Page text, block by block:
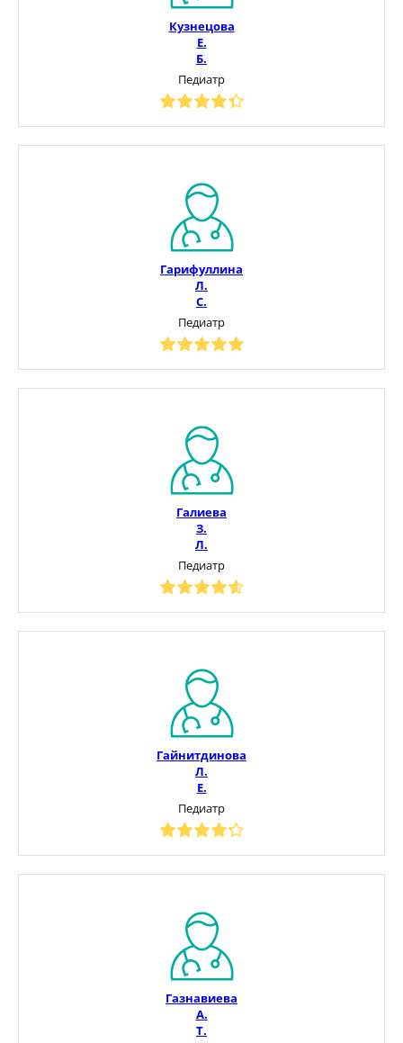
Кузнецова
Е.
Б.
Педиатр
Гарифуллина
Л.
С.
Педиатр
Галиева
З.
Л.
Педиатр
Гайнитдинова
Л.
Е.
Педиатр
Газнавиева
А.
Т.